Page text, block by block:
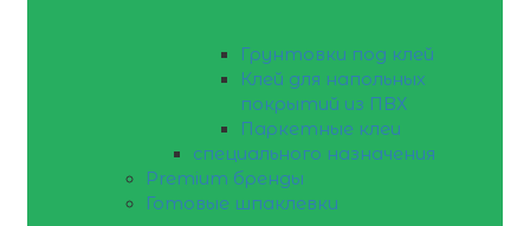
Грунтовки под клей
Клей для напольных
покрытий из ПВХ
Паркетные клеи
специального назначения
Premium бренды
Готовые шпаклевки